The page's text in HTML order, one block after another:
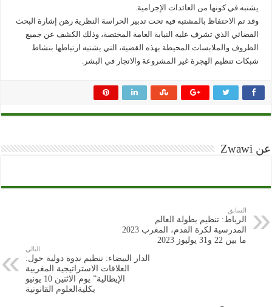
يشتبه في كونها من العائدات الإجرامية.
وقد تم الاحتفاظ بالمشتبه فيه تحت تدبير الحراسة النظرية رهن إشارة البحث
القضائي الذي تشرف عليه النيابة العامة المختصة، وذلك الكشف عن جميع
الظروف والملابسات المحيطة بهذه القضية، التي يشتبه ارتباطها بنشاط
شبكات تنظيم الهجرة غير المشروعة والاتجار في البشر.
عن Zwawi
السابق
الرباط: تنظيم بطولة العالم
المدرسية لكرة القدم، المغرب 2023
ما بين 22 و31 يوليوز 2023
التالي
الدار البيضاء: تنظيم ندوة دولية حول:
العلاقات الاستراتيجية المغربية
الإيطالية” يوم الاثنين 10 يونيو
بكليةالعلوم القانونية